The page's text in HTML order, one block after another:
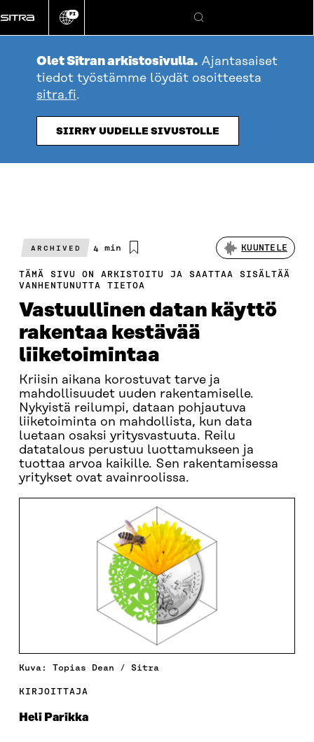
suoraan
sisältöön
Vaihda
kieli
FI
Hae
Olet Sitran arkistosivulla. Ajantasaiset
tiedot työstämme löydät osoitteesta
sitra.fi.
SIIRRY UUDELLE SIVUSTOLLE
ARCHIVED
Arvioitu
4 min KUUNTELE
TÄMÄ SIVU ON ARKISTOITU JA SAATTAA SISÄLTÄÄ
VANHENTUNUTTA TIETOA
Vastuullinen datan käyttö
rakentaa kestävää
liiketoimintaa
Kriisin aikana korostuvat tarve ja
mahdollisuudet uuden rakentamiselle.
Nykyistä reilumpi, dataan pohjautuva
liiketoiminta on mahdollista, kun data
luetaan osaksi yritysvastuuta. Reilu
datatalous perustuu luottamukseen ja
tuottaa arvoa kaikille. Sen rakentamisessa
yritykset ovat avainroolissa.
Kuva: Topias Dean / Sitra
KIRJOITTAJA
Heli Parikka